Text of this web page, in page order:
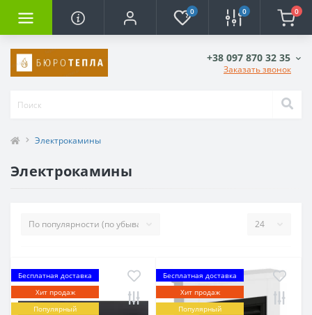
0 0 0
+38 097 870 32 35
Заказать звонок
Электрокамины
Электрокамины
Бесплатная доставка
Хит продаж
Популярный
Бесплатная доставка
Хит продаж
Популярный